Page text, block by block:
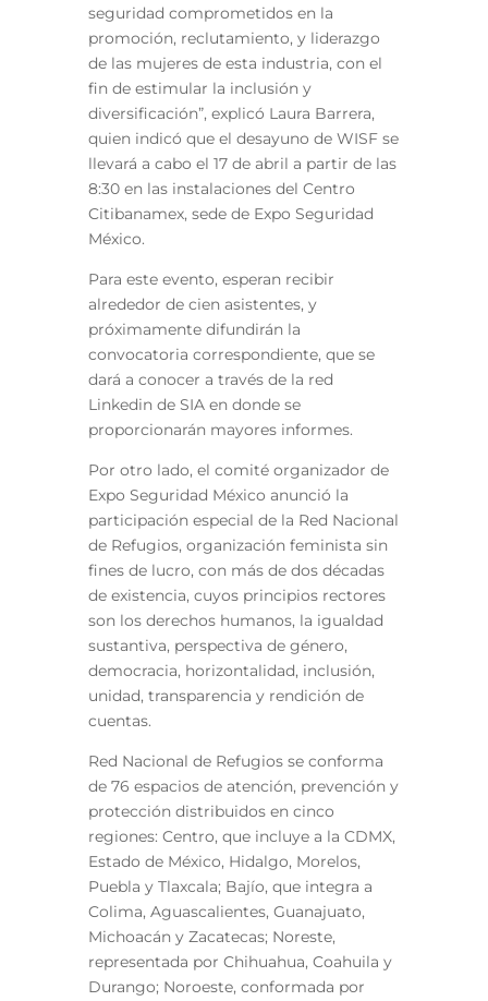
seguridad comprometidos en la
promoción, reclutamiento, y liderazgo
de las mujeres de esta industria, con el
fin de estimular la inclusión y
diversificación”, explicó Laura Barrera,
quien indicó que el desayuno de WISF se
llevará a cabo el 17 de abril a partir de las
8:30 en las instalaciones del Centro
Citibanamex, sede de Expo Seguridad
México.
Para este evento, esperan recibir
alrededor de cien asistentes, y
próximamente difundirán la
convocatoria correspondiente, que se
dará a conocer a través de la red
Linkedin de SIA en donde se
proporcionarán mayores informes.
Por otro lado, el comité organizador de
Expo Seguridad México anunció la
participación especial de la Red Nacional
de Refugios, organización feminista sin
fines de lucro, con más de dos décadas
de existencia, cuyos principios rectores
son los derechos humanos, la igualdad
sustantiva, perspectiva de género,
democracia, horizontalidad, inclusión,
unidad, transparencia y rendición de
cuentas.
Red Nacional de Refugios se conforma
de 76 espacios de atención, prevención y
protección distribuidos en cinco
regiones: Centro, que incluye a la CDMX,
Estado de México, Hidalgo, Morelos,
Puebla y Tlaxcala; Bajío, que integra a
Colima, Aguascalientes, Guanajuato,
Michoacán y Zacatecas; Noreste,
representada por Chihuahua, Coahuila y
Durango; Noroeste, conformada por